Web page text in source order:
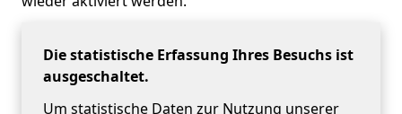
Die statistische Erfassung Ihres Besuchs ist
ausgeschaltet.
Um statistische Daten zur Nutzung unserer